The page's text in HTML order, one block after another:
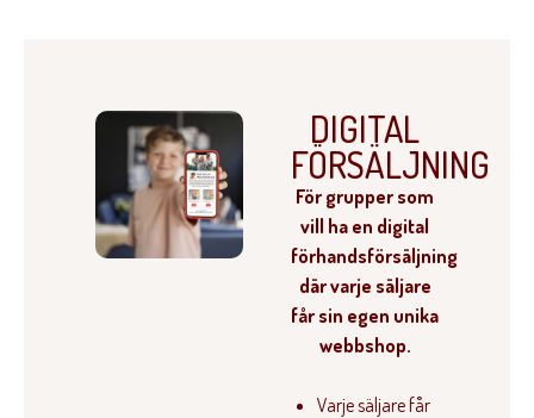
DIGITAL
FÖRSÄLJNING
För grupper som
vill ha en digital
förhandsförsäljning
där varje säljare
får sin egen unika
webbshop.
Varje säljare får